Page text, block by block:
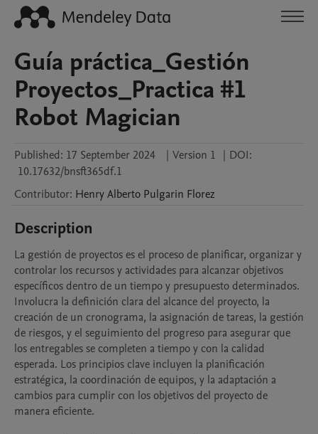
Guía práctica_Gestión
Proyectos_Practica #1
Robot Magician
Published: 17 September 2024 | Version 1 | DOI:
10.17632/bnsft365df.1
Contributor: Henry Alberto Pulgarin Florez
Description
La gestión de proyectos es el proceso de planificar, organizar y
controlar los recursos y actividades para alcanzar objetivos
específicos dentro de un tiempo y presupuesto determinados.
Involucra la definición clara del alcance del proyecto, la
creación de un cronograma, la asignación de tareas, la gestión
de riesgos, y el seguimiento del progreso para asegurar que
los entregables se completen a tiempo y con la calidad
esperada. Los principios clave incluyen la planificación
estratégica, la coordinación de equipos, y la adaptación a
cambios para cumplir con los objetivos del proyecto de
manera eficiente.